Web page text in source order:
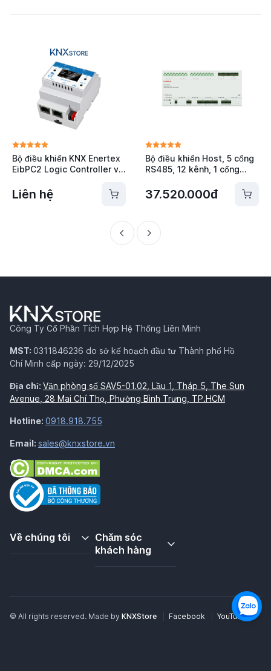
Bộ điều khiển KNX Enertex
EibPC2 Logic Controller và
1159
Liên hệ
Bộ điều khiển Host, 5 cổng
RS485, 12 kênh, 1 cổng
BOX3
37.520.000đ
Công Ty Cổ Phần Tích Hợp Hệ Thống Liên Minh
MST: 0311846236 do sở kế hoạch đầu tư Thành phố Hồ
Chí Minh cấp ngày: 29/12/2025
Địa chỉ: Văn phòng số SAV5-01.02, Lầu 1, Tháp 5, The Sun
Avenue, 28 Mai Chí Thọ, Phường Bình Trưng, TP.HCM
Hotline: 0918.918.755
Email: sales@knxstore.vn
Về chúng tôi
Chăm sóc
khách hàng
© All rights reserved. Made by KNXStore Facebook YouTube